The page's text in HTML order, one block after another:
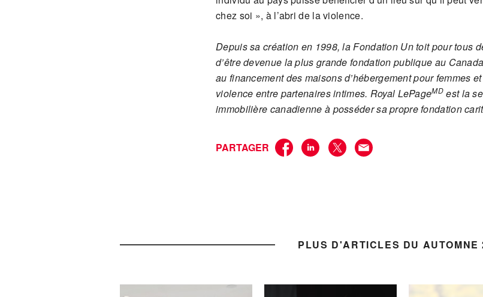
chez soi », à l’abri de la violence.
Depuis sa création en 1998, la Fondation Un toit pour tous
d’être devenue la plus grande fondation publique au
au financement des maisons d’hébergement pour femmes
violence entre partenaires intimes. Royal LePageMD est la
immobilière canadienne à posséder sa propre fondation
PARTAGER
PLUS D'ARTICLES DU AUTOMNE